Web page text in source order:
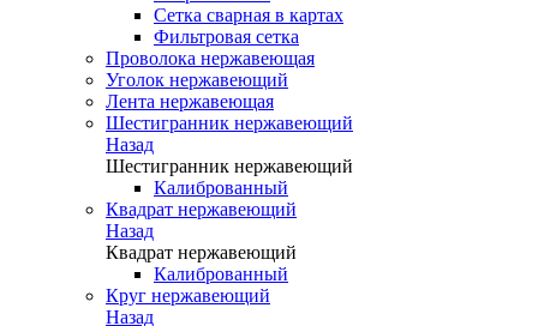
Сетка сварная в картах
Фильтровая сетка
Проволока нержавеющая
Уголок нержавеющий
Лента нержавеющая
Шестигранник нержавеющий
Назад
Шестигранник нержавеющий
Калиброванный
Квадрат нержавеющий
Назад
Квадрат нержавеющий
Калиброванный
Круг нержавеющий
Назад